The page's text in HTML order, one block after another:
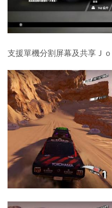
支援單機分割屏幕及共享Ｊ